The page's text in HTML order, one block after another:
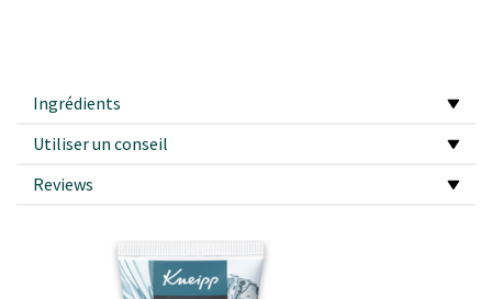
Ingrédients
Utiliser un conseil
Reviews